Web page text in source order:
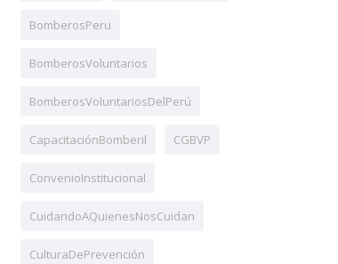
BomberosPeru
BomberosVoluntarios
BomberosVoluntariosDelPerú
CapacitaciónBomberil CGBVP
ConvenioInstitucional
CuidandoAQuienesNosCuidan
CulturaDePrevención